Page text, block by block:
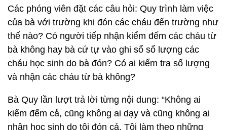
Các phóng viên đặt các câu hỏi: Quy trình làm việc
của bà với trường khi đón các cháu đến trường như
thế nào? Có người tiếp nhận kiểm đếm các cháu từ
bà không hay bà cứ tự vào ghi sổ số lượng các
cháu học sinh do bà đón? Có ai kiểm tra số lượng
và nhận các cháu từ bà không?
Bà Quy lần lượt trả lời từng nội dung: “Không ai
kiểm đếm cả, cũng không ai dạy và cũng không ai
nhận học sinh do tôi đón cả. Tôi làm theo những